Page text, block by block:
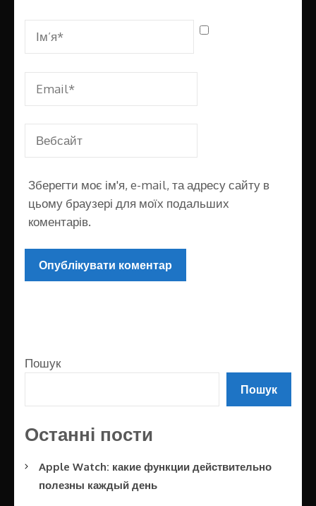
Зберегти моє ім'я, e-mail, та адресу сайту в
цьому браузері для моїх подальших
коментарів.
Пошук
Пошук
Останні пости
Apple Watch: какие функции действительно
полезны каждый день